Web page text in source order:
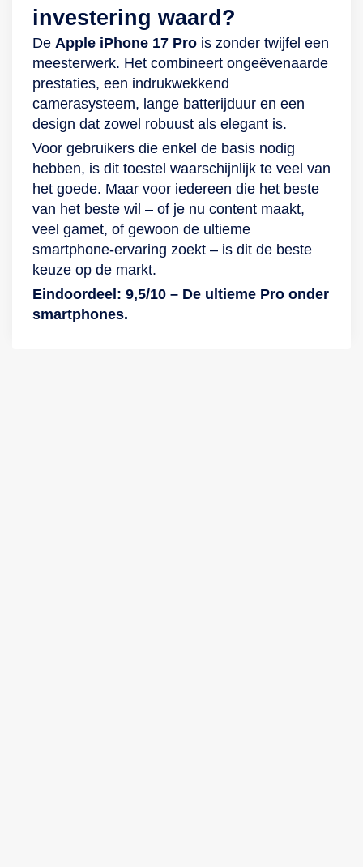
investering waard?
De Apple iPhone 17 Pro is zonder twijfel een
meesterwerk. Het combineert ongeëvenaarde
prestaties, een indrukwekkend
camerasysteem, lange batterijduur en een
design dat zowel robuust als elegant is.
Voor gebruikers die enkel de basis nodig
hebben, is dit toestel waarschijnlijk te veel van
het goede. Maar voor iedereen die het beste
van het beste wil – of je nu content maakt,
veel gamet, of gewoon de ultieme
smartphone-ervaring zoekt – is dit de beste
keuze op de markt.
Eindoordeel: 9,5/10 – De ultieme Pro onder
smartphones.